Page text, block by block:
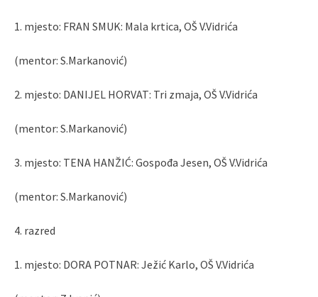
1. mjesto: FRAN SMUK: Mala krtica, OŠ V.Vidrića
(mentor: S.Markanović)
2. mjesto: DANIJEL HORVAT: Tri zmaja, OŠ V.Vidrića
(mentor: S.Markanović)
3. mjesto: TENA HANŽIĆ: Gospođa Jesen, OŠ V.Vidrića
(mentor: S.Markanović)
4. razred
1. mjesto: DORA POTNAR: Ježić Karlo, OŠ V.Vidrića